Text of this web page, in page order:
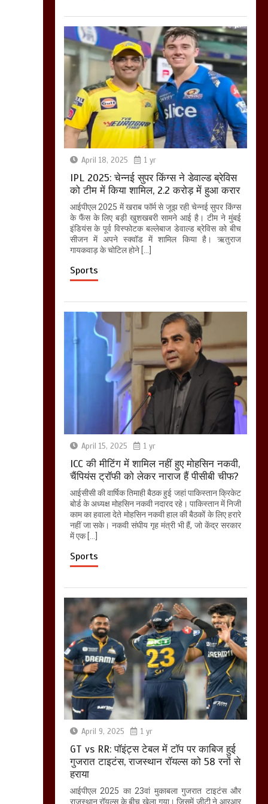
April 18, 2025 1 yr
IPL 2025: चेन्नई सुपर किंग्स ने डेवाल्ड ब्रेविस
को टीम में किया शामिल, 2.2 करोड़ में हुआ करार
आईपीएल 2025 में खराब फॉर्म से जूझ रही चेन्नई सुपर किंग्स
के फैंस के लिए बड़ी खुशखबरी सामने आई है। टीम ने मुंबई
इंडियंस के पूर्व विस्फोटक बल्लेबाज डेवाल्ड ब्रेविस को बीच
सीजन में अपने स्क्वॉड में शामिल किया है। ऋतुराज
गायकवाड़ के चोटिल होने […]
Sports
April 15, 2025 1 yr
ICC की मीटिंग में शामिल नहीं हुए मोहसिन नकवी,
चैंपियंस ट्रॉफी को लेकर नाराज हैं पीसीबी चीफ?
आईसीसी की वार्षिक तिमाही बैठक हुई जहां पाकिस्तान क्रिकेट
बोर्ड के अध्यक्ष मोहसिन नकवी नदारद रहे। पाकिस्तान में निजी
काम का हवाला देते मोहसिन नकवी हाल की बैठकों के लिए हरारे
नहीं जा सके। नकवी संघीय गृह मंत्री भी हैं, जो केंद्र सरकार
में एक […]
Sports
April 9, 2025 1 yr
GT vs RR: पॉइंट्स टेबल में टॉप पर काबिज हुई
गुजरात टाइटंस, राजस्थान रॉयल्स को 58 रनों से
हराया
आईपीएल 2025 का 23वां मुकाबला गुजरात टाइटंस और
राजस्थान रॉयल्स के बीच खेला गया। जिसमें जीटी ने आरआर